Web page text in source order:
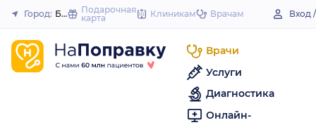
to
Закрыть
Город: Березовский (Кемеровская обл.)
Подарочная
карта
Клиникам Врачам Вход
Врачи
Услуги
Диагностика
Онлайн-